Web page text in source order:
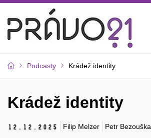
Podcasty Krádež identity
Krádež identity
12. 12. 2025 Filip Melzer Petr Bezouška